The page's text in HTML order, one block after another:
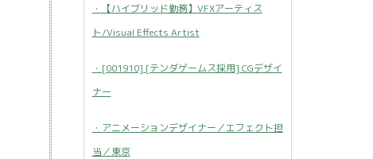
・【ハイブリッド勤務】VFXアーティス
ト/Visual Effects Artist
・[001910] [テンダゲームス採用] CGデザイ
ナー
・アニメーションデザイナー／エフェクト担
当／東京